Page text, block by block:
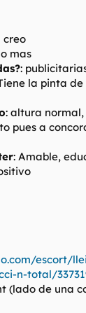
creo
mas
:
la pinta
: altura
pues a
: Amable,
escort/
n-total/
(lado de una